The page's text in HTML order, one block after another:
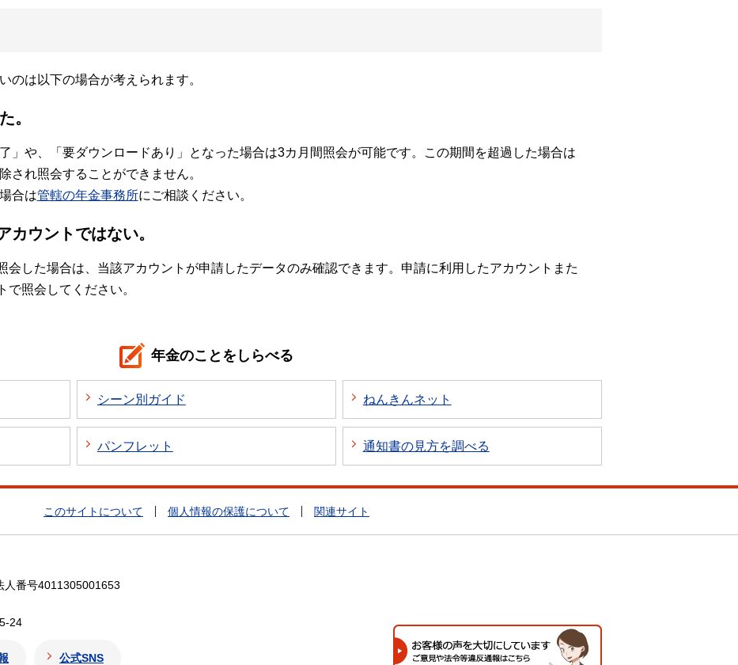
のは以下の場合が考えられます。
。
」や、「要ダウンロードあり」となった場合は3カ月間照会が可能です。この期間を超過した場合は
され照会することができません。
合は管轄の年金事務所にご相談ください。
カウントではない。
会した場合は、当該アカウントが申請したデータのみ確認できます。申請に利用したアカウントまた
照会してください。
年金のことをしらべる
シーン別ガイド ねんきんネット
パンフレット 通知書の見方を調べる
このサイトについて 個人情報の保護について 関連サイト
人番号4011305001653
24
公式SNS